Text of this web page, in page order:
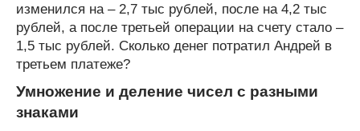
изменился на – 2,7 тыс рублей, после на 4,2 тыс
рублей, а после третьей операции на счету стало –
1,5 тыс рублей. Сколько денег потратил Андрей в
третьем платеже?
Умножение и деление чисел с разными
знаками